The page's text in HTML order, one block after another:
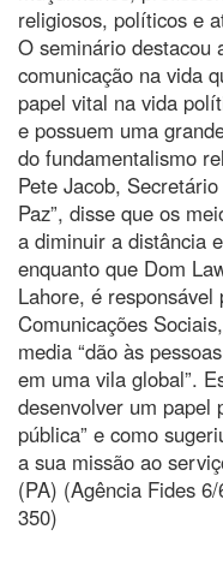
religiosos, políticos e
O seminário destacou
comunicação na vida
papel vital na vida
e possuem uma
do fundamentalismo
Pete Jacob,
Paz”, disse que os
a diminuir a distância
enquanto que Dom
Lahore, é
Comunicações
media “dão às
em uma vila global”.
desenvolver um papel
pública” e como
a sua missão ao
(PA) (Agência Fides
350)